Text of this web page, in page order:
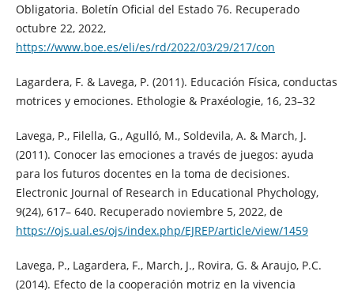
Obligatoria. Boletín Oficial del Estado 76. Recuperado
octubre 22, 2022,
https://www.boe.es/eli/es/rd/2022/03/29/217/con
Lagardera, F. & Lavega, P. (2011). Educación Física, conductas
motrices y emociones. Ethologie & Praxéologie, 16, 23–32
Lavega, P., Filella, G., Agulló, M., Soldevila, A. & March, J.
(2011). Conocer las emociones a través de juegos: ayuda
para los futuros docentes en la toma de decisiones.
Electronic Journal of Research in Educational Phychology,
9(24), 617– 640. Recuperado noviembre 5, 2022, de
https://ojs.ual.es/ojs/index.php/EJREP/article/view/1459
Lavega, P., Lagardera, F., March, J., Rovira, G. & Araujo, P.C.
(2014). Efecto de la cooperación motriz en la vivencia